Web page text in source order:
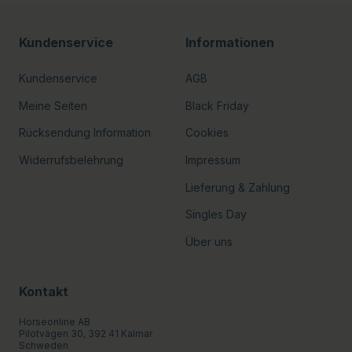
Kundenservice
Kundenservice
Meine Seiten
Rücksendung Information
Widerrufsbelehrung
Informationen
AGB
Black Friday
Cookies
Impressum
Lieferung & Zahlung
Singles Day
Über uns
Kontakt
Horseonline AB
Pilotvägen 30, 392 41 Kalmar
Schweden